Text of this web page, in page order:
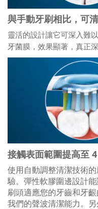
與手動牙刷相比，可
靈活的設計讓它可深入難
牙菌膜，效果顯著，真正
接觸表面範圍提高至
使用自動調整清潔技術
驗。彈性軟膠圍邊設計
刷頭適應您的牙齒和牙
我們的聲波清潔能力。